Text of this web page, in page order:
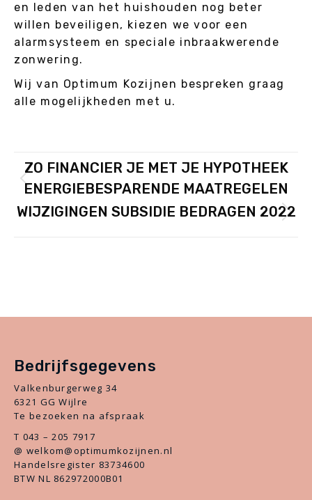
en leden van het huishouden nog beter
willen beveiligen, kiezen we voor een
alarmsysteem en speciale inbraakwerende
zonwering.
Wij van Optimum Kozijnen bespreken graag
alle mogelijkheden met u.
POST
NAVIGATION
PREVIOUS
Previous
post:
ZO FINANCIER JE MET JE HYPOTHEEK
ENERGIEBESPARENDE MAATREGELEN
NEXT
Next
WIJZIGINGEN SUBSIDIE BEDRAGEN 2022
Bedrijfsgegevens
Valkenburgerweg 34
6321 GG Wijlre
Te bezoeken na afspraak
T 043 – 205 7917
@ welkom@optimumkozijnen.nl
Handelsregister 83734600
BTW NL 862972000B01